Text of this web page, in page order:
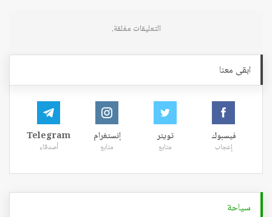
التعليقات مغلقة.
ابقى معنا
فيسبوك
إعجاب
تويتر
متابع
إنستغرام
متابع
Telegram
أصدقاء
سياحة